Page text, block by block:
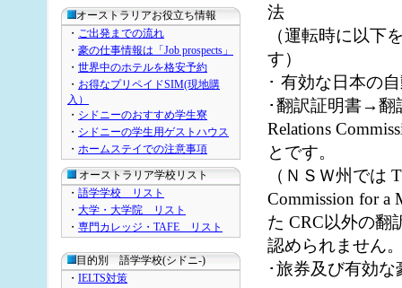
オーストラリアお役立ち情報
・ ご出発までの流れ
・ 豪の仕事情報は「Job prospects」
・ 世界中のホテルを格安予約
・ お得なプリペイドSIM(現地購
入）
・ シドニーのおすすめ学生寮
・ シドニーの学生用ゲストハウス
・ ホームステイでの注意事項
オーストラリア学校リスト
・ 語学学校 リスト
・ 大学・大学院 リスト
・ 専門カレッジ・TAFE リスト
目的別 語学学校(シドニ-)
・ IELTS対策
法
（運転時に以下
す）
･ 有効な日本の
･翻訳証明書→翻
Relations
とです。
（ＮＳＷ州では
Commission for a
た CRC以外の翻
認められません
･旅券及び有効